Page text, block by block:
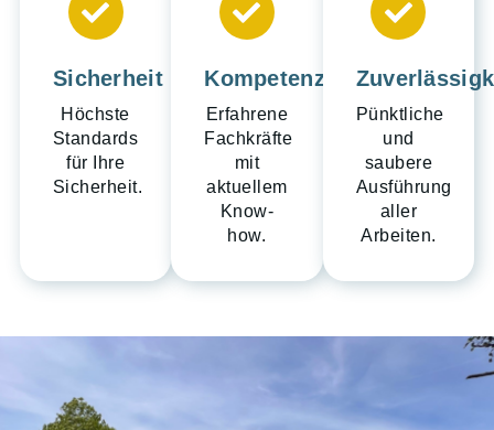
Sicherheit
Höchste
Standards
für Ihre
Sicherheit.
Kompetenz
Erfahrene
Fachkräfte
mit
aktuellem
Know-
how.​
Pünktliche
und
saubere
Ausführung
aller
Arbeiten.​